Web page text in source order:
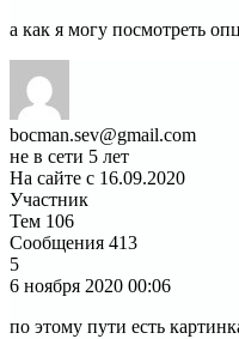
а как я могу посмотреть
bocman.sev@gmail.com
не в сети 5 лет
На сайте с 16.09.2020
Участник
Тем 106
Сообщения 413
5
6 ноября 2020 00:06
по этому пути есть